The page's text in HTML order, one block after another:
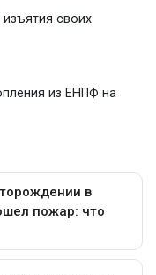
своих
из ЕНПФ на